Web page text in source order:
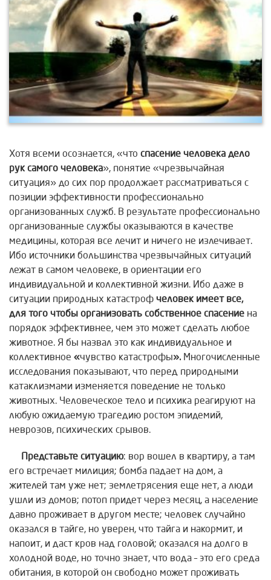
Хотя всеми осознается, «что спасение человека дело
рук самого человека», понятие «чрезвычайная
ситуация» до сих пор продолжает рассматриваться с
позиции эффективности профессионально
организованных служб. В результате профессионально
организованные службы оказываются в качестве
медицины, которая все лечит и ничего не излечивает.
Ибо источники большинства чрезвычайных ситуаций
лежат в самом человеке, в ориентации его
индивидуальной и коллективной жизни. Ибо даже в
ситуации природных катастроф человек имеет все,
для того чтобы организовать собственное спасение на
порядок эффективнее, чем это может сделать любое
животное. Я бы назвал это как индивидуальное и
коллективное «чувство катастрофы». Многочисленные
исследования показывают, что перед природными
катаклизмами изменяется поведение не только
животных. Человеческое тело и психика реагируют на
любую ожидаемую трагедию ростом эпидемий,
неврозов, психических срывов.
Представьте ситуацию: вор вошел в квартиру, а там
его встречает милиция; бомба падает на дом, а
жителей там уже нет; землетрясения еще нет, а люди
ушли из домов; потоп придет через месяц, а население
давно проживает в другом месте; человек случайно
оказался в тайге, но уверен, что тайга и накормит, и
напоит, и даст кров над головой; оказался на долго в
холодной воде, но точно знает, что вода – это его среда
обитания, в которой он свободно может проживать